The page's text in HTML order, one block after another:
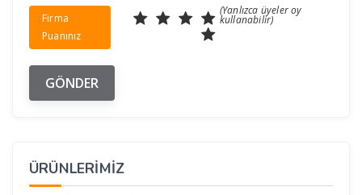
Firma
Puanınız
(Yanlızca üyeler oy
kullanabilir)
ÜRÜNLERİMİZ